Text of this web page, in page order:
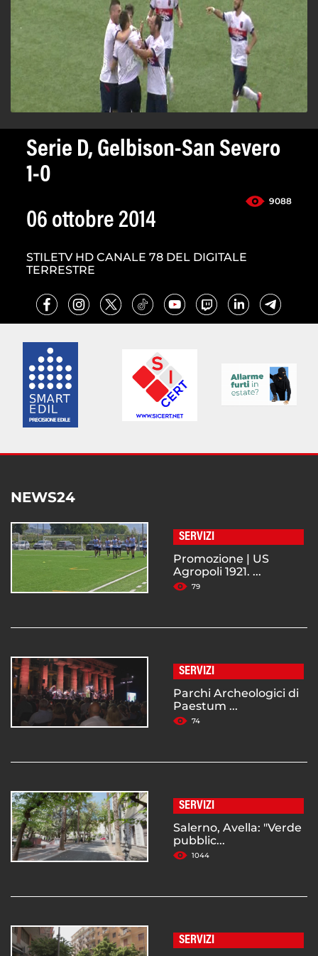
Serie D, Gelbison-San Severo
1-0
9088
06 ottobre 2014
STILETV HD CANALE 78 DEL DIGITALE
TERRESTRE
NEWS24
SERVIZI
Promozione | US
Agropoli 1921. ...
79
SERVIZI
Parchi Archeologici di
Paestum ...
74
SERVIZI
Salerno, Avella: "Verde
pubblic...
1044
SERVIZI